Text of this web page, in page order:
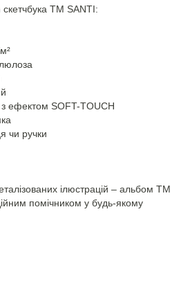
скетчбука ТМ SANTI:
ефектом SOFT-TOUCH
чи ручки
ілюстрацій – альбом ТМ
помічником у будь-якому